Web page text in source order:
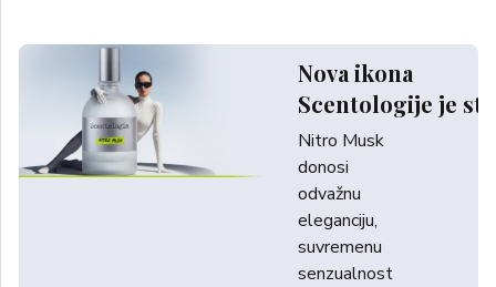
Nova ikona
Scentologije je
Nitro Musk
donosi
odvažnu
eleganciju,
suvremenu
senzualnost